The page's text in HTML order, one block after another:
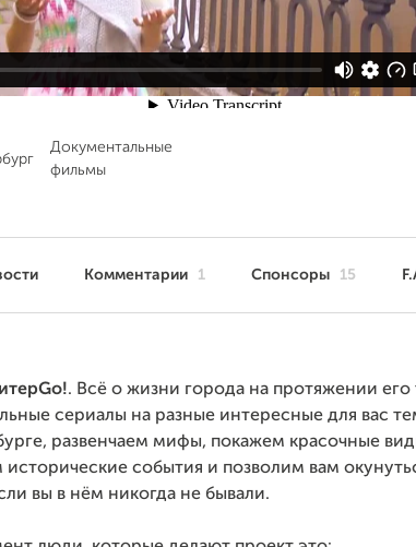
Документальные
фильмы
Комментарии 1 Спонсоры 15
. Всё о жизни города на протяжении его
сериалы на разные интересные для вас
развенчаем мифы, покажем красочные
исторические события и позволим вам
вы в нём никогда не бывали.